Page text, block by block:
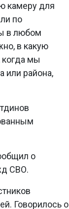
камеру для
по
в любом
в какую
когда мы
или района,
о
СВО.
Говорилось о